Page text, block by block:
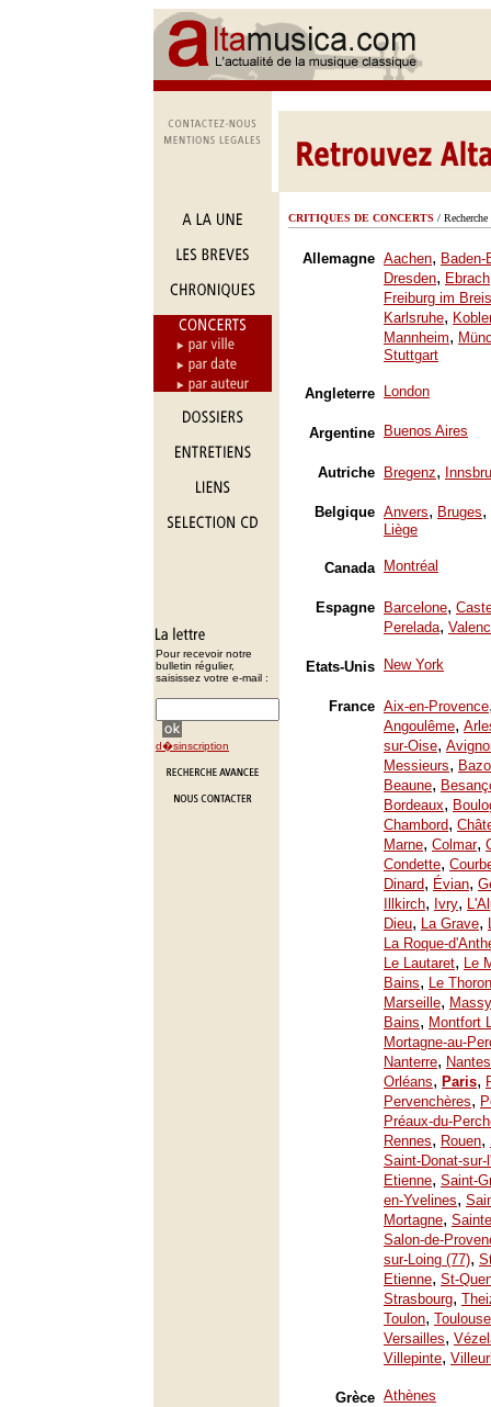
Pour recevoir notre
bulletin régulier,
saisissez votre e-mail :
d�sinscription
CRITIQUES DE CONCERTS /
Allemagne Aachen, Baden-
Dresden, Ebrach
Freiburg im
Karlsruhe,
Mannheim,
Stuttgart
Angleterre London
Argentine Buenos Aires
Autriche Bregenz,
Belgique Anvers, Bruges,
Liège
Canada Montréal
Espagne Barcelone,
Perelada,
Etats-Unis New York
France Aix-en-Provence
Angoulême,
sur-Oise,
Messieurs,
Beaune,
Bordeaux,
Chambord,
Marne, Colmar,
Condette,
Dinard, Évian,
Illkirch, Ivry,
Dieu, La Grave,
La Roque-
Le Lautaret, Le
Bains, Le
Marseille, Massy
Bains, Montfort
Mortagne-au-
Nanterre, Nantes
Orléans, Paris,
Pervenchères,
Préaux-du-
Rennes, Rouen,
Saint-Donat-sur-
Etienne, Saint-
en-Yvelines,
Mortagne,
Salon-de-
sur-Loing (77),
Etienne, St-
Strasbourg,
Toulon, Toulouse
Versailles,
Villepinte,
Grèce Athènes